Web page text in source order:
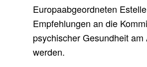
Europaabgeordneten
Empfehlungen an die
psychischer Gesundheit
werden.